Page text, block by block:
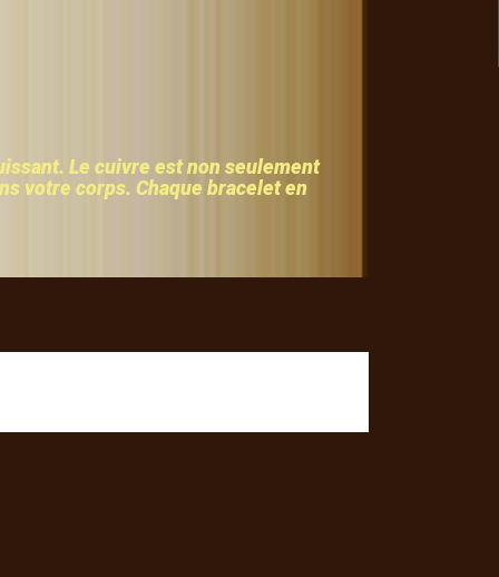
Le cuivre est non seulement
votre corps. Chaque bracelet en